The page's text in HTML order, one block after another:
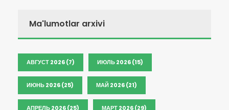
Ma'lumotlar arxivi
АВГУСТ 2026 (7) ИЮЛЬ 2026 (15)
ИЮНЬ 2026 (25) МАЙ 2026 (21)
АПРЕЛЬ 2026 (25) МАРТ 2026 (29)